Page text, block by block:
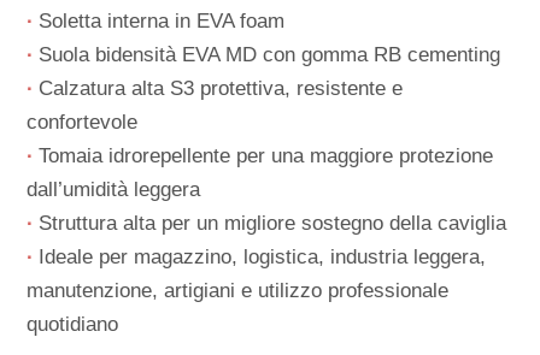
∙ Soletta interna in EVA foam
∙ Suola bidensità EVA MD con gomma RB cementing
∙ Calzatura alta S3 protettiva, resistente e
confortevole
∙ Tomaia idrorepellente per una maggiore protezione
dall’umidità leggera
∙ Struttura alta per un migliore sostegno della caviglia
∙ Ideale per magazzino, logistica, industria leggera,
manutenzione, artigiani e utilizzo professionale
quotidiano